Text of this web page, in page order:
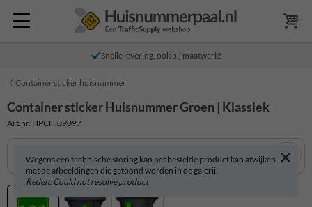
Snelle levering, ook bij maatwerk!
Container sticker huisnummer
Container sticker Huisnummer Groen | Klassiek
Art.nr. HPCH.09097
Wegens een technische storing kan het bestelde product kan afwijken
met de afbeeldingen die getoond worden in de galerij.
Reden: Could not resolve product